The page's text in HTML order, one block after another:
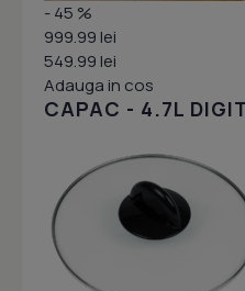
- 45 %
999.99 lei
549.99 lei
Adauga in cos
CAPAC - 4.7L